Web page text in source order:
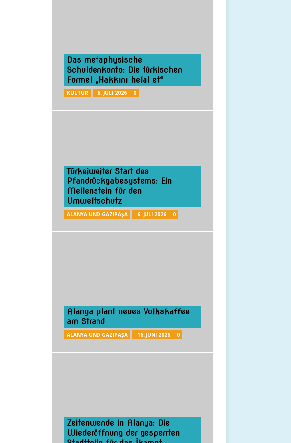
Das metaphysische
Schuldenkonto: Die türkischen
Formel „Hakkını helal et“
KULTUR 6. JULI 2026 0
Türkeiweiter Start des
Pfandrückgabesystems: Ein
Meilenstein für den
Umweltschutz
ALANYA UND GAZIPAŞA 6. JULI 2026 0
Alanya plant neues Volkskaffee
am Strand
ALANYA UND GAZIPAŞA 16. JUNI 2026 0
Zeitenwende in Alanya: Die
Wiederöffnung der gesperrten